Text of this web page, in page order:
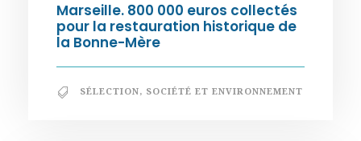
Marseille. 800 000 euros collectés
pour la restauration historique de
la Bonne-Mère
SÉLECTION, SOCIÉTÉ ET ENVIRONNEMENT